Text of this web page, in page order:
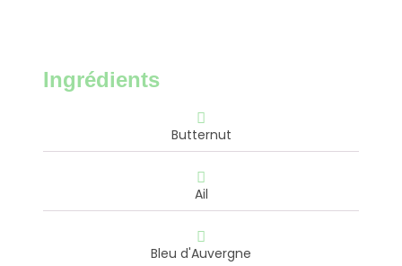
Ingrédients
Butternut
Ail
Bleu d'Auvergne